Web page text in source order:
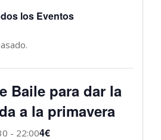
los Eventos
Baile para dar la
a la primavera
- 22:004€